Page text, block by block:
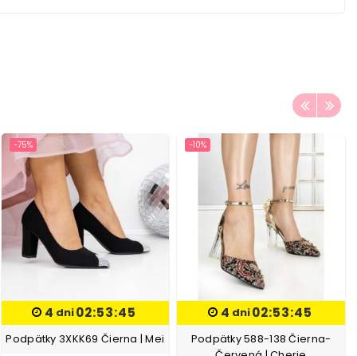
-75%
4 dni02:53:45
Podpätky 3XKK69 Čierna | Mei
-10%
4 dni02:53:45
Podpätky 588-138 Čierna-